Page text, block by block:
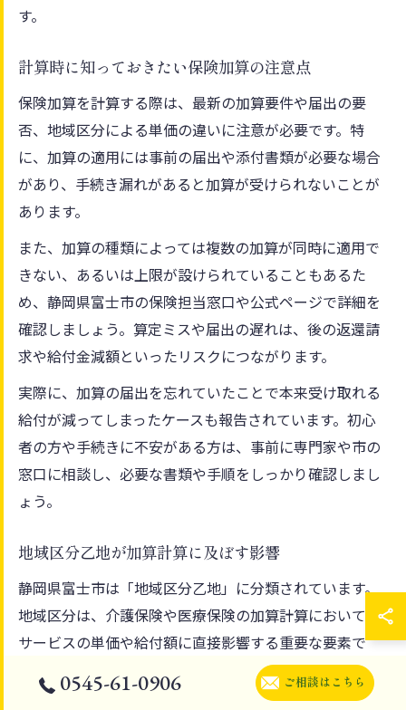
す。
計算時に知っておきたい保険加算の注意点
保険加算を計算する際は、最新の加算要件や届出の要
否、地域区分による単価の違いに注意が必要です。特
に、加算の適用には事前の届出や添付書類が必要な場合
があり、手続き漏れがあると加算が受けられないことが
あります。
また、加算の種類によっては複数の加算が同時に適用で
きない、あるいは上限が設けられていることもあるた
め、静岡県富士市の保険担当窓口や公式ページで詳細を
確認しましょう。算定ミスや届出の遅れは、後の返還請
求や給付金減額といったリスクにつながります。
実際に、加算の届出を忘れていたことで本来受け取れる
給付が減ってしまったケースも報告されています。初心
者の方や手続きに不安がある方は、事前に専門家や市の
窓口に相談し、必要な書類や手順をしっかり確認しまし
ょう。
地域区分乙地が加算計算に及ぼす影響
静岡県富士市は「地域区分乙地」に分類されています。
地域区分は、介護保険や医療保険の加算計算において、
サービスの単価や給付額に直接影響する重要な要素で
す。乙地は全国平均よりやや低めの単価設定となってお
り、同じサービスを受けても地域によって支給額が異な
0545-61-0906 ご相談はこちら